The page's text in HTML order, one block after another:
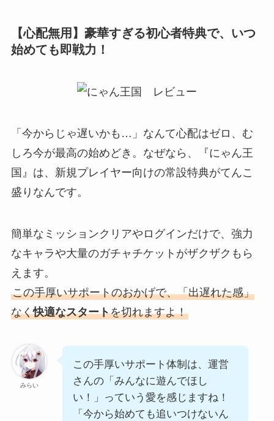
【心配無用】豪華すぎる初心者特典で、いつ
始めても即戦力！
「今からじゃ遅いかも…」なんて心配はゼロ、む
しろ今が最高の始めどき。なぜなら、『にゃん王
国』は、新規プレイヤー向けの常設特典がてんこ
盛りなんです。
簡単なミッションクリアやログインだけで、強力
なキャラや大量のガチャチケットがザクザクもら
えます。
この手厚いサポートのおかげで、「出遅れた感」
なく快適なスタートを切れますよ！
みらい
この手厚いサポート体制は、運営
さんの「みんなに遊んでほし
い！」っていう愛を感じますね！
「今から始めても追いつけないん